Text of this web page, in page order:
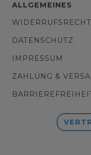
ALLGEMEINES
WIDERRUFSRECHT
DATENSCHUTZ
IMPRESSUM
ZAHLUNG &